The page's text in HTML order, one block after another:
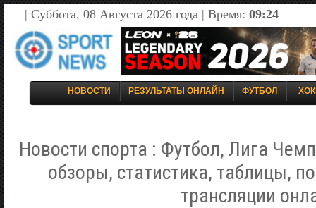
| Суббота, 08 Августа 2026 года | Время: 09:24
НОВОСТИ РЕЗУЛЬТАТЫ ОНЛАЙН ФУТБОЛ
Новости спорта : Футбол, Лига
обзоры, статистика, таблицы,
трансляции